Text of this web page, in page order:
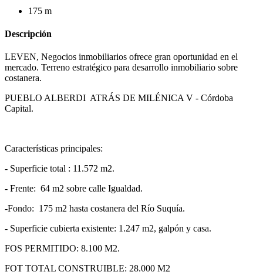
175 m
Descripción
LEVEN, Negocios inmobiliarios ofrece gran oportunidad en el
mercado. Terreno estratégico para desarrollo inmobiliario sobre
costanera.
PUEBLO ALBERDI ATRÁS DE MILÉNICA V - Córdoba
Capital.
Características principales:
- Superficie total : 11.572 m2.
- Frente: 64 m2 sobre calle Igualdad.
-Fondo: 175 m2 hasta costanera del Río Suquía.
- Superficie cubierta existente: 1.247 m2, galpón y casa.
FOS PERMITIDO: 8.100 M2.
FOT TOTAL CONSTRUIBLE: 28.000 M2